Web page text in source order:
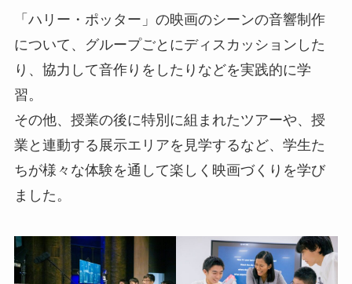
「ハリー・ポッター」の映画のシーンの音響制作
について、グループごとにディスカッションした
り、協力して音作りをしたりなどを実践的に学
習。
その他、授業の後に特別に組まれたツアーや、授
業と連動する展示エリアを見学するなど、学生た
ちが様々な体験を通して楽しく映画づくりを学び
ました。